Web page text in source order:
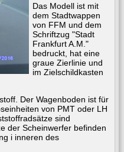
Das Modell ist mit
dem Stadtwappen
von FFM und dem
Schriftzug "Stadt
Frankfurt A.M."
bedruckt, hat eine
graue Zierlinie und
im Zielschildkasten
Der Wagenboden ist für
von PMT oder LH
sind
der Scheinwerfer befinden
i inneren des